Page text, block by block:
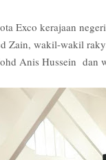
Exco kerajaan
Zain, wakil-wakil
Anis Hussein dan